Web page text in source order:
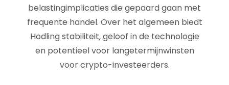
belastingimplicaties die gepaard gaan met
frequente handel. Over het algemeen biedt
Hodling stabiliteit, geloof in de technologie
en potentieel voor langetermijnwinsten
voor crypto-investeerders.